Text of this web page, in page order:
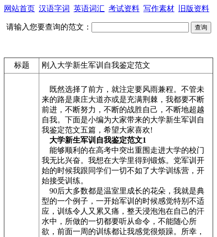
网站首页 汉语字词 英语词汇 考试资料 写作素材 旧版资料
请输入您要查询的范文：
标题 刚入大学新生军训自我鉴定范文
既然选择了前方，就注定要风雨兼程。不管未
来的路是康庄大道亦或是充满荆棘，我都要不断
前进，不断努力，不断的战胜自己，不断地超越
自我。下面是小编为大家带来的大学新生军训自
我鉴定范文五篇，希望大家喜欢!
大学新生军训自我鉴定范文1
能够顺利的在高考中突出重围走进大学的校门
我无比兴奋。我想在大学里得到锻炼。党军训开
始的时候我跟同学们一切不如了大学训练营，开
始接受训练。
90后大多数都是温室里成长的花朵，我就是典
型的一个例子，一开始军训的时候感觉特别不适
应，训练令人又累又痛，整天浸泡泡在自己的汗
水中，所做的一切都要听从命令，不能随心所
欲，前面一周的训练都让我感觉很烦躁。所幸，